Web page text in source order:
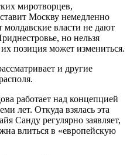
миротворцев,
Москву немедленно
власти не дают
но нельзя
позиция может измениться.
и другие
работает над концепцией
лет. Откуда взялась эта
Санду регулярно заявляет,
влиться в «европейскую